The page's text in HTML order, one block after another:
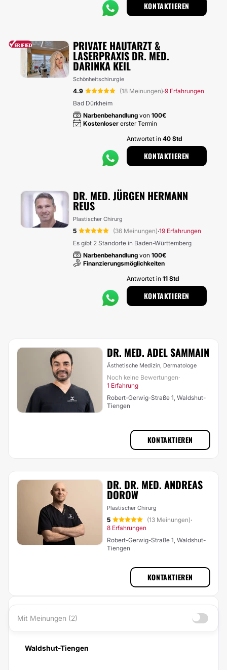
KONTAKTIEREN
PRIVATE HAUTARZT &
LASERPRAXIS DR. MED.
DARINKA KEIL
Schönheitschirurgie
4.9 (18 Meinungen)·9 Erfahrungen
Bad Dürkheim
Narbenbehandlung von 100€
Kostenloser erster Termin
Antwortet in 40 Std
KONTAKTIEREN
DR. MED. JÜRGEN HERMANN
REUS
Plastischer Chirurg
5 (36 Meinungen)·19 Erfahrungen
Es gibt 2 Standorte in Baden-Württemberg
Narbenbehandlung von 100€
Finanzierungsmöglichkeiten
Antwortet in 11 Std
KONTAKTIEREN
DR. MED. ADEL SAMMAIN
Ästhetische Medizin, Dermatologe
Noch keine Bewertungen·
1 Erfahrung
Robert-Gerwig-Straße 1, Waldshut-
Tiengen
KONTAKTIEREN
DR. DR. MED. ANDREAS
DOROW
Plastischer Chirurg
5 (13 Meinungen)·
8 Erfahrungen
Robert-Gerwig-Straße 1, Waldshut-
Tiengen
KONTAKTIEREN
Mit Meinungen (2)
Waldshut-Tiengen